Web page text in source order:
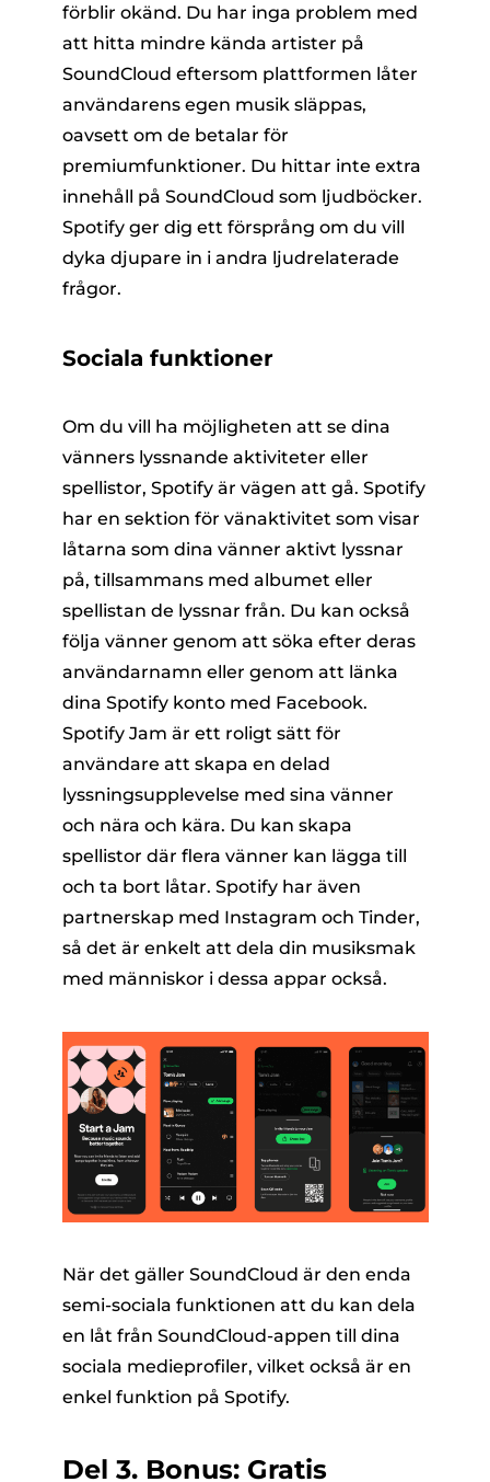
förblir okänd. Du har inga problem med
att hitta mindre kända artister på
SoundCloud eftersom plattformen låter
användarens egen musik släppas,
oavsett om de betalar för
premiumfunktioner. Du hittar inte extra
innehåll på SoundCloud som ljudböcker.
Spotify ger dig ett försprång om du vill
dyka djupare in i andra ljudrelaterade
frågor.
Sociala funktioner
Om du vill ha möjligheten att se dina
vänners lyssnande aktiviteter eller
spellistor, Spotify är vägen att gå. Spotify
har en sektion för vänaktivitet som visar
låtarna som dina vänner aktivt lyssnar
på, tillsammans med albumet eller
spellistan de lyssnar från. Du kan också
följa vänner genom att söka efter deras
användarnamn eller genom att länka
dina Spotify konto med Facebook.
Spotify Jam är ett roligt sätt för
användare att skapa en delad
lyssningsupplevelse med sina vänner
och nära och kära. Du kan skapa
spellistor där flera vänner kan lägga till
och ta bort låtar. Spotify har även
partnerskap med Instagram och Tinder,
så det är enkelt att dela din musiksmak
med människor i dessa appar också.
När det gäller SoundCloud är den enda
semi-sociala funktionen att du kan dela
en låt från SoundCloud-appen till dina
sociala medieprofiler, vilket också är en
enkel funktion på Spotify.
Del 3. Bonus: Gratis